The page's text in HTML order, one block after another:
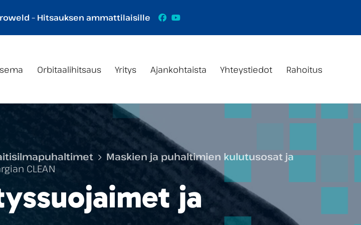
– Hitsauksen ammattilaisille Facebook
YouTube
Orbitaalihitsaus Yritys Ajankohtaista Yhteystiedot Rahoitus
Maskien ja puhaltimien kulutusosat ja
CLEAN
ja